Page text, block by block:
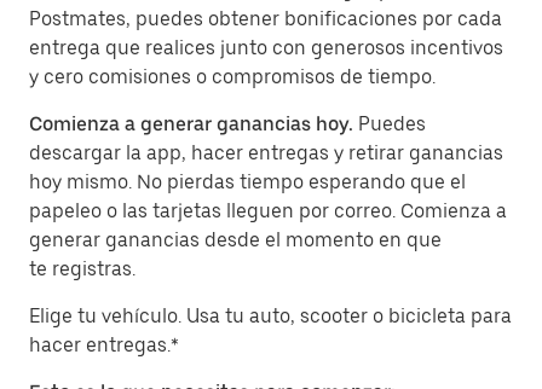
Postmates, puedes obtener bonificaciones por cada
entrega que realices junto con generosos incentivos
y cero comisiones o compromisos de tiempo.
Comienza a generar ganancias hoy. Puedes
descargar la app, hacer entregas y retirar ganancias
hoy mismo. No pierdas tiempo esperando que el
papeleo o las tarjetas lleguen por correo. Comienza a
generar ganancias desde el momento en que
te registras.
Elige tu vehículo. Usa tu auto, scooter o bicicleta para
hacer entregas.*